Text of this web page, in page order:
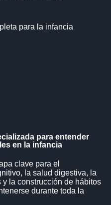
para entender
en la infancia
clave para el
la salud digestiva, la
la construcción de hábitos
durante toda la